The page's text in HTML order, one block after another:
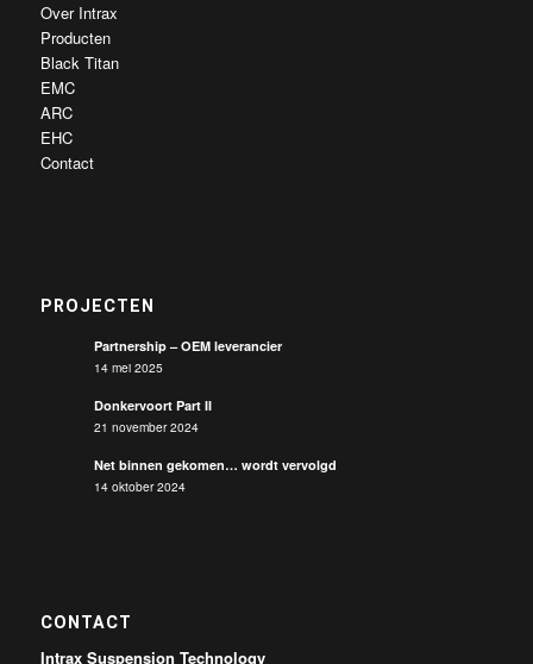
Over Intrax
Producten
Black Titan
EMC
ARC
EHC
Contact
PROJECTEN
Partnership – OEM leverancier
14 mei 2025
Donkervoort Part II
21 november 2024
Net binnen gekomen… wordt vervolgd
14 oktober 2024
CONTACT
Intrax Suspension Technology